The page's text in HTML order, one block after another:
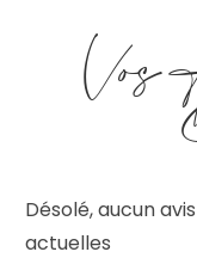
Vos
Désolé, aucun
actuelles